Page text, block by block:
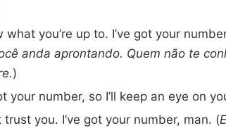
what you’re up to. I’ve got your
anda aprontando. Quem não te
)
your number, so I’ll keep an eye on
trust you. I’ve got your number, man. (